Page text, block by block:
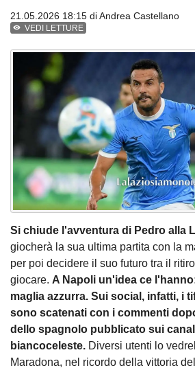
21.05.2026 18:15 diAndrea Castellano
VEDI LETTURE
Si chiude l'avventura di Pedro alla
giocherà la sua ultima partita con la
per poi decidere il suo futuro tra il
giocare. A Napoli un'idea ce
maglia azzurra. Sui social, infatti, i
sono scatenati con i commenti
dello spagnolo pubblicato sui
biancoceleste. Diversi utenti lo
Maradona, nel ricordo della vittoria